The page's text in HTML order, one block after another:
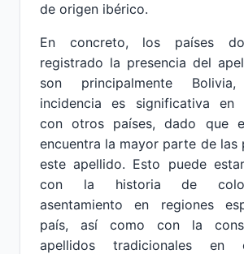
de origen ibérico.
En concreto, los países
registrado la presencia del
son principalmente
incidencia es significativa en
con otros países, dado que
encuentra la mayor parte de las
este apellido. Esto puede
con la historia de
asentamiento en regiones
país, así como con la
apellidos tradicionales en